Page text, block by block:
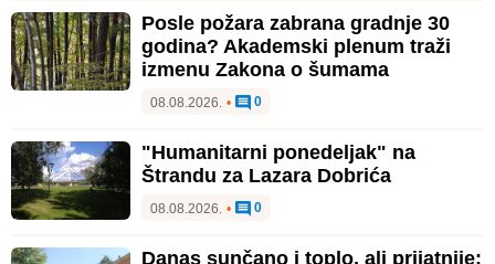
Posle požara zabrana gradnje 30
godina? Akademski plenum traži
izmenu Zakona o šumama
08.08.2026. • 0
"Humanitarni ponedeljak" na
Štrandu za Lazara Dobrića
08.08.2026. • 0
Danas sunčano i toplo, ali prijatnije: